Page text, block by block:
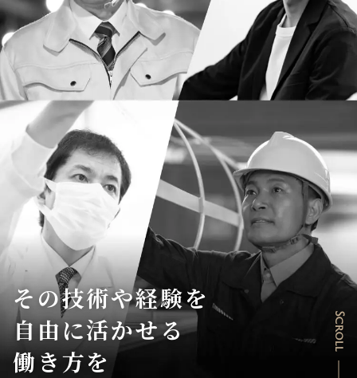
Scroll
その技術や経験を
自由に活かせる
働き方を